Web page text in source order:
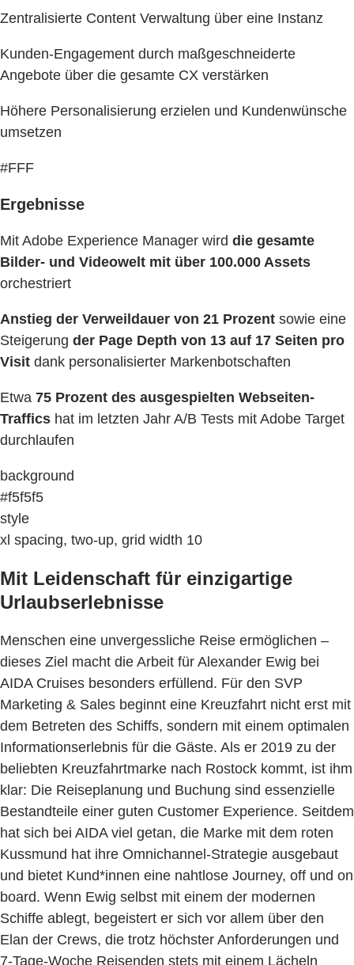
Zentralisierte Content Verwaltung über eine Instanz
Kunden-Engagement durch maßgeschneiderte
Angebote über die gesamte CX verstärken
Höhere Personalisierung erzielen und Kundenwünsche
umsetzen
#FFF
Ergebnisse
Mit Adobe Experience Manager wird die gesamte
Bilder- und Videowelt mit über 100.000 Assets
orchestriert
Anstieg der Verweildauer von 21 Prozent sowie eine
Steigerung der Page Depth von 13 auf 17 Seiten pro
Visit dank personalisierter Markenbotschaften
Etwa 75 Prozent des ausgespielten Webseiten-
Traffics hat im letzten Jahr A/B Tests mit Adobe Target
durchlaufen
background
#f5f5f5
style
xl spacing, two-up, grid width 10
Mit Leidenschaft für einzigartige
Urlaubserlebnisse
Menschen eine unvergessliche Reise ermöglichen –
dieses Ziel macht die Arbeit für Alexander Ewig bei
AIDA Cruises besonders erfüllend. Für den SVP
Marketing & Sales beginnt eine Kreuzfahrt nicht erst mit
dem Betreten des Schiffs, sondern mit einem optimalen
Informationserlebnis für die Gäste. Als er 2019 zu der
beliebten Kreuzfahrtmarke nach Rostock kommt, ist ihm
klar: Die Reiseplanung und Buchung sind essenzielle
Bestandteile einer guten Customer Experience. Seitdem
hat sich bei AIDA viel getan, die Marke mit dem roten
Kussmund hat ihre Omnichannel-Strategie ausgebaut
und bietet Kund*innen eine nahtlose Journey, off und on
board. Wenn Ewig selbst mit einem der modernen
Schiffe ablegt, begeistert er sich vor allem über den
Elan der Crews, die trotz höchster Anforderungen und
7-Tage-Woche Reisenden stets mit einem Lächeln